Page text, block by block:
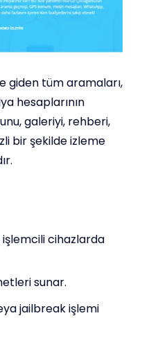
giden tüm aramaları,
hesaplarının
galeriyi, rehberi,
bir şekilde izleme
işlemcili cihazlarda
sunar.
jailbreak işlemi